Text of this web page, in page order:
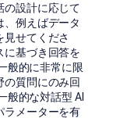
の設計に応じて
、例えばデータ
せてくださ
に基づき回答を
般的に非常に限
の質問にのみ回
般的な対話型 AI
ラメーターを有